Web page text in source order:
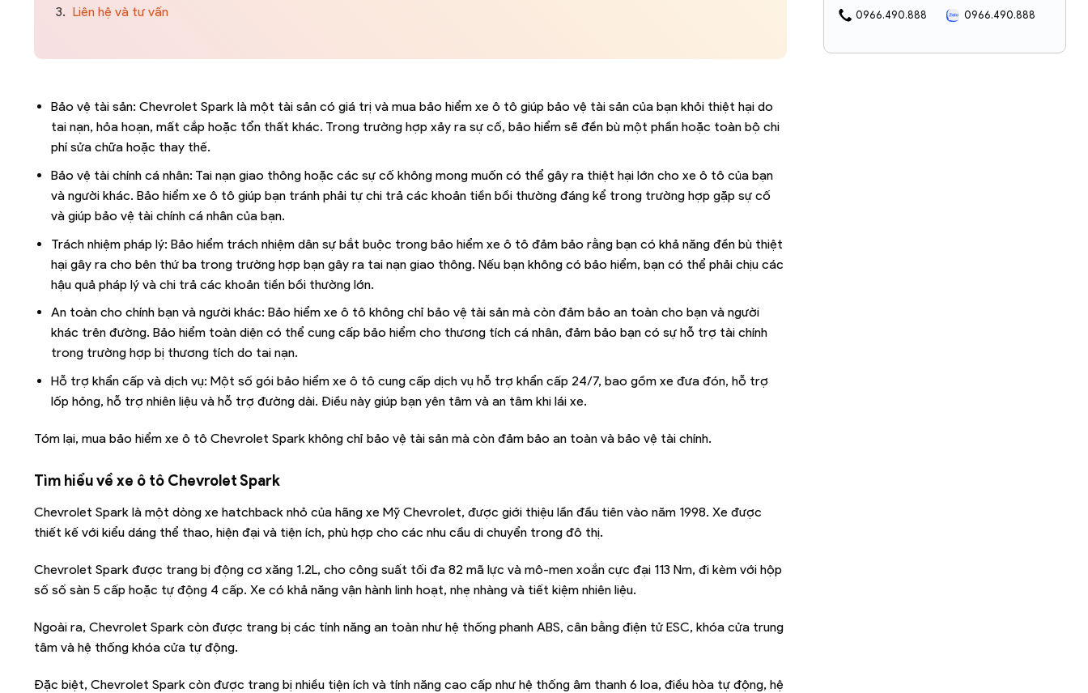
3. Liên hệ và tư vấn
Bảo vệ tài sản: Chevrolet Spark là một tài sản có giá trị và mua bảo hiểm xe ô tô giúp bảo vệ tài sản của bạn khỏi thiệt hại do
tai nạn, hỏa hoạn, mất cắp hoặc tổn thất khác. Trong trường hợp xảy ra sự cố, bảo hiểm sẽ đền bù một phần hoặc toàn bộ chi
phí sửa chữa hoặc thay thế.
Bảo vệ tài chính cá nhân: Tai nạn giao thông hoặc các sự cố không mong muốn có thể gây ra thiệt hại lớn cho xe ô tô của bạn
và người khác. Bảo hiểm xe ô tô giúp bạn tránh phải tự chi trả các khoản tiền bồi thường đáng kể trong trường hợp gặp sự cố
và giúp bảo vệ tài chính cá nhân của bạn.
Trách nhiệm pháp lý: Bảo hiểm trách nhiệm dân sự bắt buộc trong bảo hiểm xe ô tô đảm bảo rằng bạn có khả năng đền bù thiệt
hại gây ra cho bên thứ ba trong trường hợp bạn gây ra tai nạn giao thông. Nếu bạn không có bảo hiểm, bạn có thể phải chịu các
hậu quả pháp lý và chi trả các khoản tiền bồi thường lớn.
An toàn cho chính bạn và người khác: Bảo hiểm xe ô tô không chỉ bảo vệ tài sản mà còn đảm bảo an toàn cho bạn và người
khác trên đường. Bảo hiểm toàn diện có thể cung cấp bảo hiểm cho thương tích cá nhân, đảm bảo bạn có sự hỗ trợ tài chính
trong trường hợp bị thương tích do tai nạn.
Hỗ trợ khẩn cấp và dịch vụ: Một số gói bảo hiểm xe ô tô cung cấp dịch vụ hỗ trợ khẩn cấp 24/7, bao gồm xe đưa đón, hỗ trợ
lốp hỏng, hỗ trợ nhiên liệu và hỗ trợ đường dài. Điều này giúp bạn yên tâm và an tâm khi lái xe.
Tóm lại, mua bảo hiểm xe ô tô Chevrolet Spark không chỉ bảo vệ tài sản mà còn đảm bảo an toàn và bảo vệ tài chính.
Tìm hiểu về xe ô tô Chevrolet Spark
Chevrolet Spark là một dòng xe hatchback nhỏ của hãng xe Mỹ Chevrolet, được giới thiệu lần đầu tiên vào năm 1998. Xe được
thiết kế với kiểu dáng thể thao, hiện đại và tiện ích, phù hợp cho các nhu cầu di chuyển trong đô thị.
Chevrolet Spark được trang bị động cơ xăng 1.2L, cho công suất tối đa 82 mã lực và mô-men xoắn cực đại 113 Nm, đi kèm với hộp
số số sàn 5 cấp hoặc tự động 4 cấp. Xe có khả năng vận hành linh hoạt, nhẹ nhàng và tiết kiệm nhiên liệu.
Ngoài ra, Chevrolet Spark còn được trang bị các tính năng an toàn như hệ thống phanh ABS, cân bằng điện tử ESC, khóa cửa trung
tâm và hệ thống khóa cửa tự động.
Đặc biệt, Chevrolet Spark còn được trang bị nhiều tiện ích và tính năng cao cấp như hệ thống âm thanh 6 loa, điều hòa tự động, hệ
0966.490.888 0966.490.888